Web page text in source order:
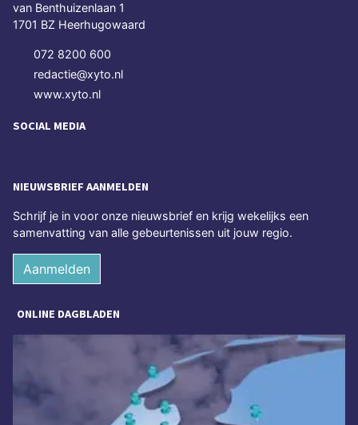
van Benthuizenlaan 1
1701 BZ Heerhugowaard
072 8200 600
redactie@xyto.nl
www.xyto.nl
SOCIAL MEDIA
NIEUWSBRIEF AANMELDEN
Schrijf je in voor onze nieuwsbrief en krijg wekelijks een
samenvatting van alle gebeurtenissen uit jouw regio.
Aanmelden
ONLINE DAGBLADEN